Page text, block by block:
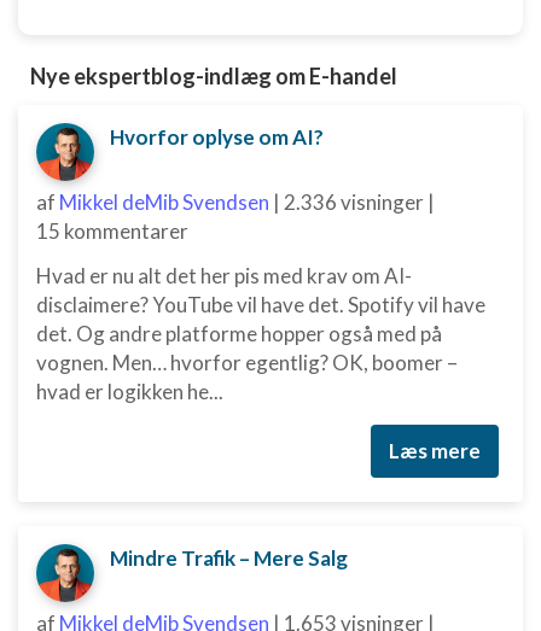
Nye ekspertblog-indlæg om E-handel
Hvorfor oplyse om AI?
af Mikkel deMib Svendsen | 2.336 visninger |
15 kommentarer
Hvad er nu alt det her pis med krav om AI-
disclaimere? YouTube vil have det. Spotify vil have
det. Og andre platforme hopper også med på
vognen. Men… hvorfor egentlig? OK, boomer –
hvad er logikken he...
Læs mere
Mindre Trafik – Mere Salg
af Mikkel deMib Svendsen | 1.653 visninger |